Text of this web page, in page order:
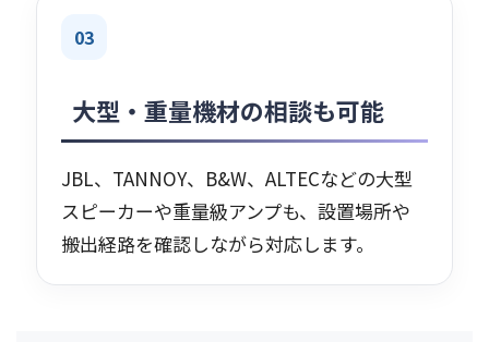
03
大型・重量機材の相談も可能
JBL、TANNOY、B&W、ALTECなどの大型
スピーカーや重量級アンプも、設置場所や
搬出経路を確認しながら対応します。